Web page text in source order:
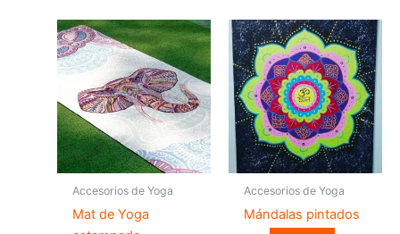
Accesorios de Yoga
Mat de Yoga
Accesorios de Yoga
Mándalas pintados